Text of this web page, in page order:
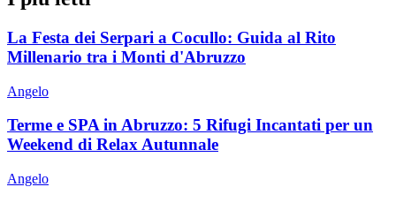
La Festa dei Serpari a Cocullo: Guida al Rito
Millenario tra i Monti d'Abruzzo
Angelo
Terme e SPA in Abruzzo: 5 Rifugi Incantati per un
Weekend di Relax Autunnale
Angelo